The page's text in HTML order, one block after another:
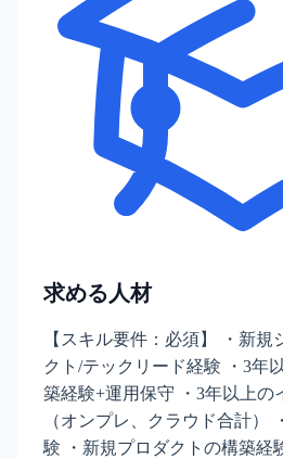
求める人材
【スキル要件：必須】 ・新規
クト/テックリード経験 ・3年
築経験+運用保守 ・3年以上の
（オンプレ、クラウド合計）
験 ・新規プロダクトの構築経